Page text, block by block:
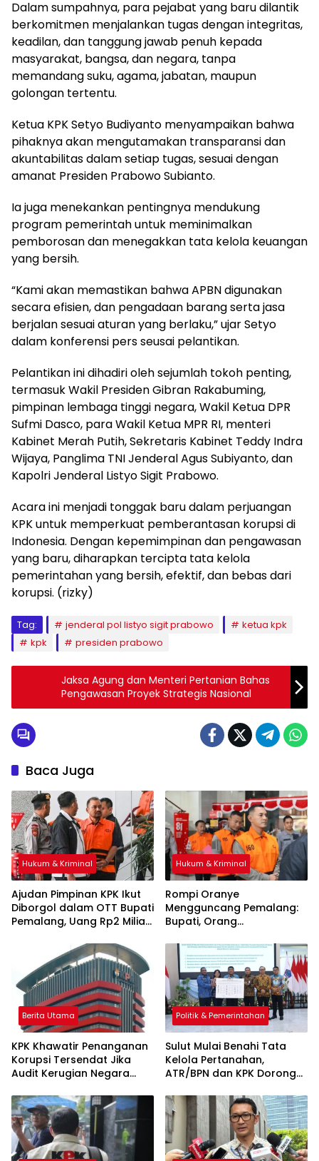
Dalam sumpahnya, para pejabat yang baru dilantik
berkomitmen menjalankan tugas dengan integritas,
keadilan, dan tanggung jawab penuh kepada
masyarakat, bangsa, dan negara, tanpa
memandang suku, agama, jabatan, maupun
golongan tertentu.
Ketua KPK Setyo Budiyanto menyampaikan bahwa
pihaknya akan mengutamakan transparansi dan
akuntabilitas dalam setiap tugas, sesuai dengan
amanat Presiden Prabowo Subianto.
Ia juga menekankan pentingnya mendukung
program pemerintah untuk meminimalkan
pemborosan dan menegakkan tata kelola keuangan
yang bersih.
“Kami akan memastikan bahwa APBN digunakan
secara efisien, dan pengadaan barang serta jasa
berjalan sesuai aturan yang berlaku,” ujar Setyo
dalam konferensi pers seusai pelantikan.
Pelantikan ini dihadiri oleh sejumlah tokoh penting,
termasuk Wakil Presiden Gibran Rakabuming,
pimpinan lembaga tinggi negara, Wakil Ketua DPR
Sufmi Dasco, para Wakil Ketua MPR RI, menteri
Kabinet Merah Putih, Sekretaris Kabinet Teddy Indra
Wijaya, Panglima TNI Jenderal Agus Subiyanto, dan
Kapolri Jenderal Listyo Sigit Prabowo.
Acara ini menjadi tonggak baru dalam perjuangan
KPK untuk memperkuat pemberantasan korupsi di
Indonesia. Dengan kepemimpinan dan pengawasan
yang baru, diharapkan tercipta tata kelola
pemerintahan yang bersih, efektif, dan bebas dari
korupsi. (rizky)
Tag: jenderal pol listyo sigit prabowo
ketua kpk
kpk
presiden prabowo
Jaksa Agung dan Menteri Pertanian Bahas
Pengawasan Proyek Strategis Nasional
Baca Juga
Hukum & Kriminal
Ajudan Pimpinan KPK Ikut
Diborgol dalam OTT Bupati
Pemalang, Uang Rp2 Miliar
Hukum & Kriminal
Rompi Oranye
Mengguncang Pemalang:
Bupati, Orang
Administrasi KPK Ditahan,
OTT Sita Uang Lebih Rp2
Miliar
Berita Utama
KPK Khawatir Penanganan
Korupsi Tersendat Jika
Audit Kerugian Negara
Politik & Pemerintahan
Sulut Mulai Benahi Tata
Kelola Pertanahan,
ATR/BPN dan KPK Dorong